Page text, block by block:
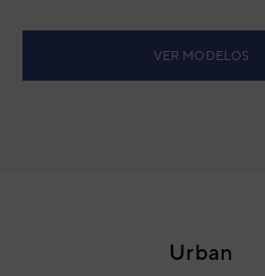
VER MODELOS
Urban